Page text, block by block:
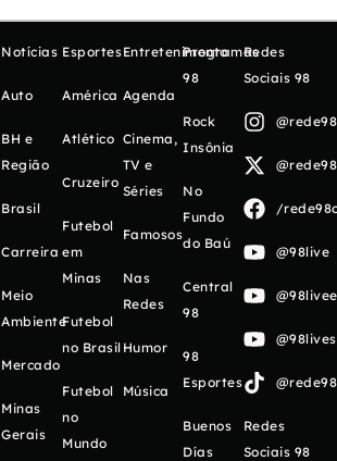
Notícias
Auto
BH e
Região
Brasil
Carreira
Meio
Ambiente
Mercado
Minas
Gerais
Esportes
América
Atlético
Cruzeiro
Futebol
em
Minas
Futebol
no Brasil
Futebol
no
Mundo
Entretenimento
Agenda
Cinema,
TV e
Séries
Famosos
Nas
Redes
Humor
Música
Programas
98
Rock
Insônia
No
Fundo
do Baú
Central
98
98
Esportes
Buenos
Días
Redes
Sociais 98
/
@98live
Redes
Sociais 98